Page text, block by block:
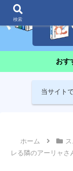
おす
当サイト
ホーム
レる隣のアーリャさ
検索